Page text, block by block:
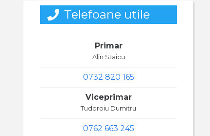
Telefoane utile
Primar
Alin Staicu
0732 820 165
Viceprimar
Tudoroiu Dumitru
0762 663 245